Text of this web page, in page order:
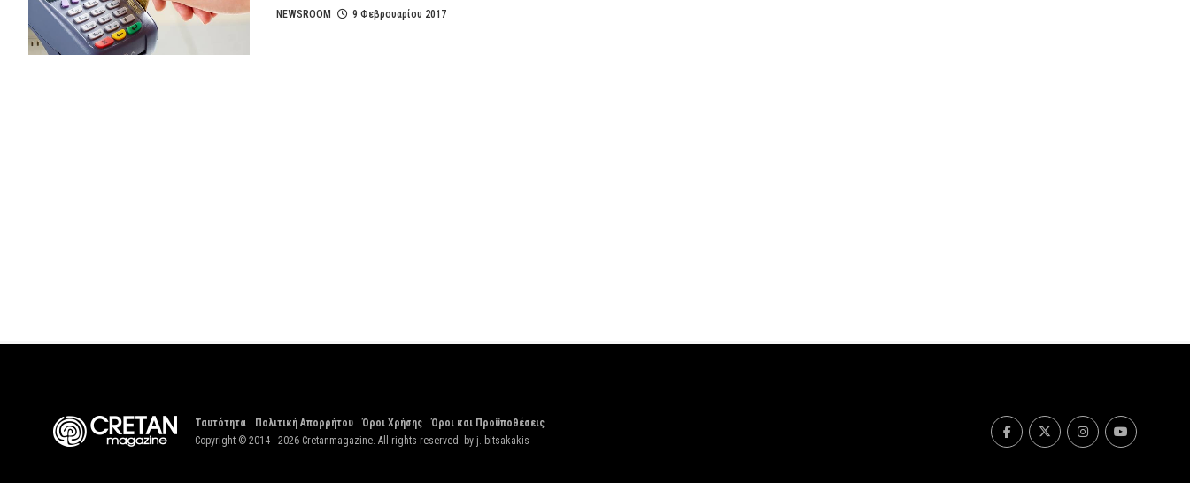
NEWSROOM 9 Φεβρουαρίου 2017
Ταυτότητα Πολιτική Απορρήτου Όροι Χρήσης
Όροι και Προϋποθέσεις
Copyright © 2014 - 2026 Cretanmagazine. All rights reserved. by j. bitsakakis